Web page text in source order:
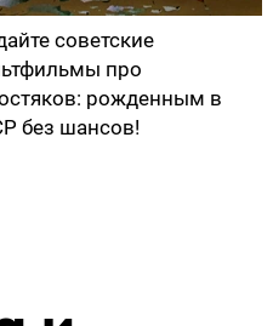
советские
про
рожденным в
без шансов!